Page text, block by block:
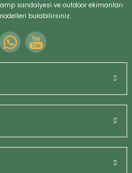
sandalyesi ve outdoor ekimanları
bulabilirsiniz.